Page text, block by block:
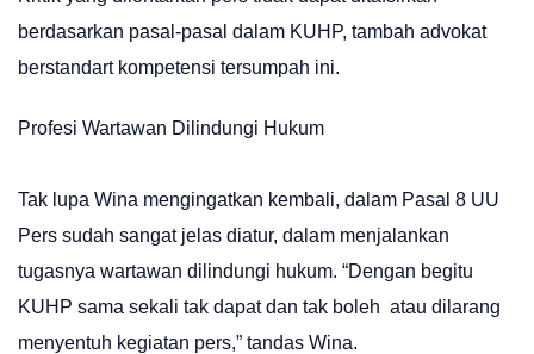
berdasarkan pasal-pasal dalam KUHP, tambah advokat
berstandart kompetensi tersumpah ini.
Profesi Wartawan Dilindungi Hukum
Tak lupa Wina mengingatkan kembali, dalam Pasal 8 UU
Pers sudah sangat jelas diatur, dalam menjalankan
tugasnya wartawan dilindungi hukum. “Dengan begitu
KUHP sama sekali tak dapat dan tak boleh atau dilarang
menyentuh kegiatan pers,” tandas Wina.